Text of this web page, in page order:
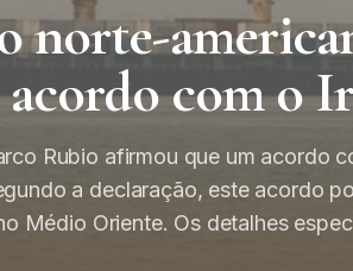
norte-
com o
Rubio afirmou que um acordo
a declaração, este acordo
Médio Oriente. Os detalhes